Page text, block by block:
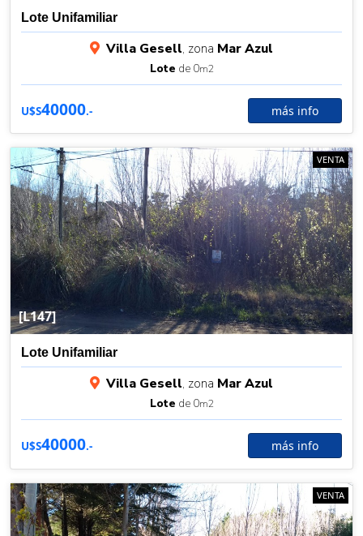
Lote Unifamiliar
Villa Gesell, zona Mar Azul
Lote de 0m2
U$S40000.- más info
[L147]
VENTA
Lote Unifamiliar
Villa Gesell, zona Mar Azul
Lote de 0m2
U$S40000.- más info
VENTA